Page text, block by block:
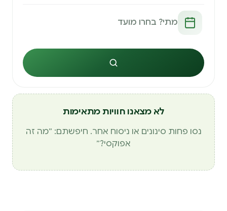
חיפוש
לא מצאנו חוויות מתאימות
נסו פחות סינונים או ניסוח אחר. חיפשתם: ״מה זה
אפוקסי?״